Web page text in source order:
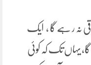
نہ ر ہے گا ، ایک
یہاں تک کہ کوئی